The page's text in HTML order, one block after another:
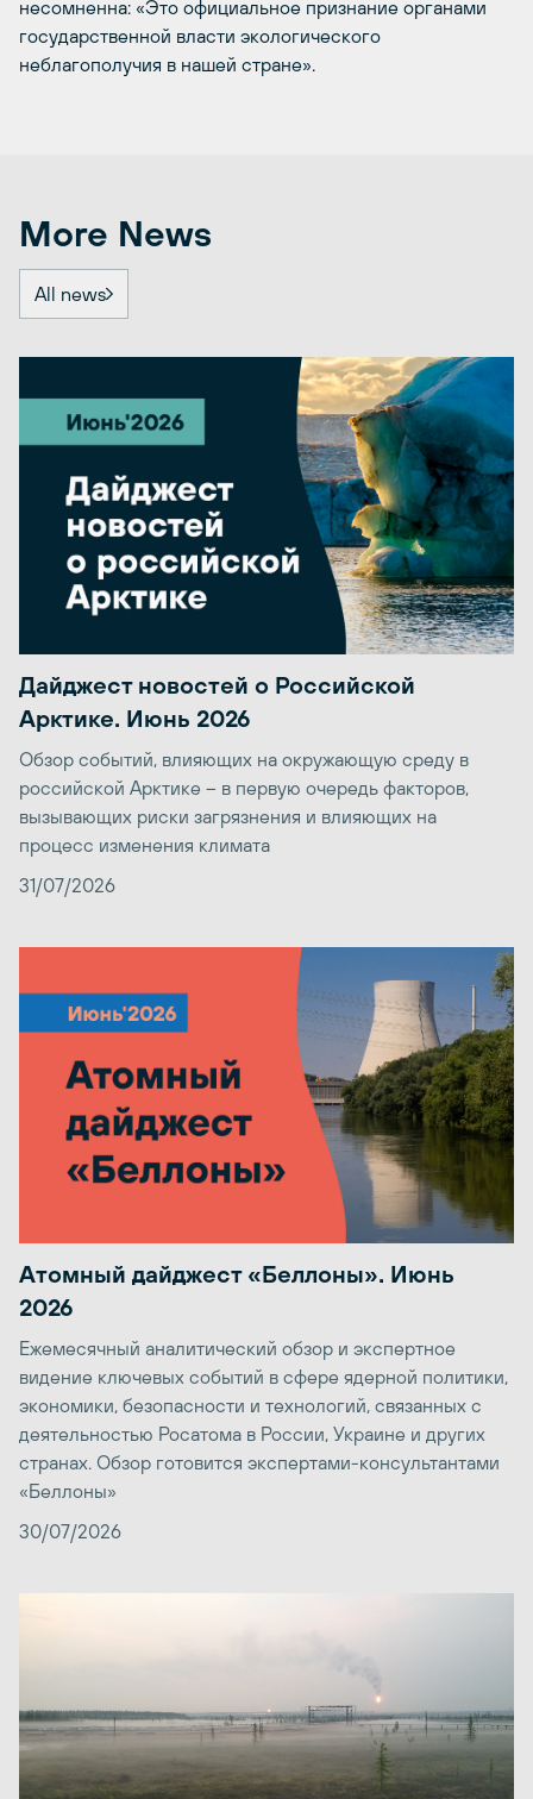
несомненна: «Это официальное признание органами
государственной власти экологического
неблагополучия в нашей стране».
More News
All news
Дайджест новостей о Российской
Арктике. Июнь 2026
Обзор событий, влияющих на окружающую среду в
российской Арктике – в первую очередь факторов,
вызывающих риски загрязнения и влияющих на
процесс изменения климата
31/07/2026
Атомный дайджест «Беллоны». Июнь
2026
Ежемесячный аналитический обзор и экспертное
видение ключевых событий в сфере ядерной политики,
экономики, безопасности и технологий, связанных с
деятельностью Росатома в России, Украине и других
странах. Обзор готовится экспертами-консультантами
«Беллоны»
30/07/2026